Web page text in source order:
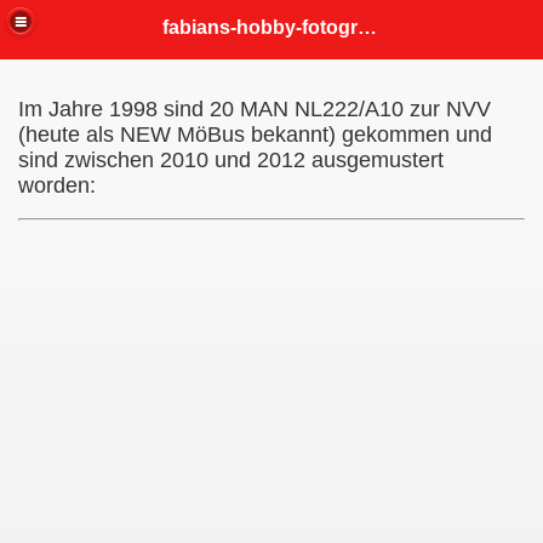
fabians-hobby-fotografien
Im Jahre 1998 sind 20 MAN NL222/A10 zur NVV
(heute als NEW MöBus bekannt) gekommen und
sind zwischen 2010 und 2012 ausgemustert
worden: